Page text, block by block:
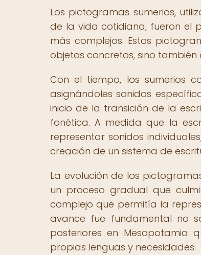
Los pictogramas sumerios,
de la vida cotidiana, fueron el
más complejos. Estos
objetos concretos, sino
Con el tiempo, los sumerios
asignándoles sonidos
inicio de la transición de la
fonética. A medida que la
representar sonidos
creación de un sistema de
La evolución de los
un proceso gradual que
complejo que permitía la
avance fue fundamental no
posteriores en Mesopotamia
propias lenguas y necesidades.